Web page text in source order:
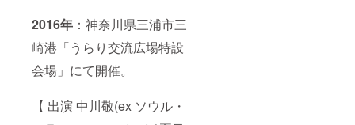
2016年 ：神奈川県三浦市三
崎港「うらり交流広場特設
会場」にて開催。
【 出演 中川敬(ex ソウル・